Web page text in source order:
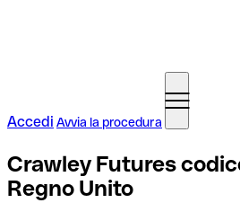
Accedi Avvia la procedura
Crawley Futures
Regno Unito